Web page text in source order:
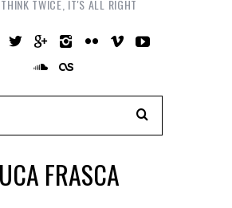
TWICE, IT'S ALL RIGHT
FRASCA